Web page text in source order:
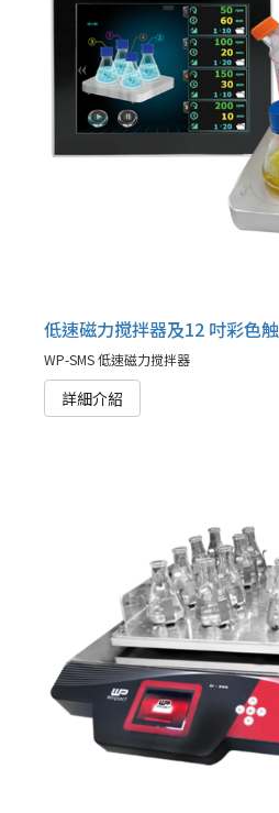
低速磁力搅拌器及12 吋彩色
WP-SMS 低速磁力搅拌器
詳細介紹